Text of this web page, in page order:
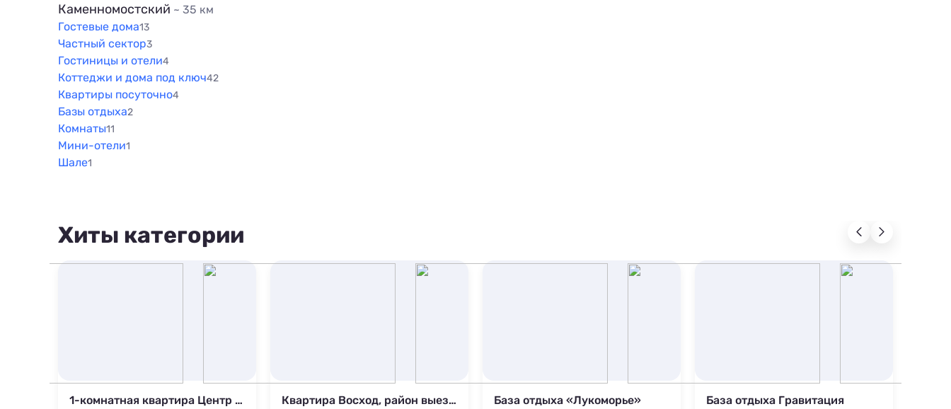
Каменномостский ~ 35 км
Гостевые дома13
Частный сектор3
Гостиницы и отели4
Коттеджи и дома под ключ42
Квартиры посуточно4
Базы отдыха2
Комнаты11
Мини-отели1
Шале1
Хиты категории
1-комнатная квартира Центр города Квартира Восход, район выезд в горы База отдыха «Лукоморье» База отдыха Гравитация